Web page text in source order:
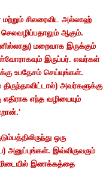
சிலரைவிட அல்லாஹ்
ஆகும்.
மறைவாக இருக்கும்
இருப்பர். எவர்கள்
உபதேசம் செய்யுங்கள்.
அவர்களுக்கு
எந்த வழியையும்
ஒரு
அனுப்புங்கள். இவ்விருவரும்
இணக்கத்தை